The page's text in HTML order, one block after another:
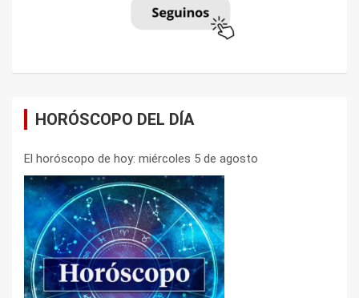
HORÓSCOPO DEL DÍA
El horóscopo de hoy: miércoles 5 de agosto